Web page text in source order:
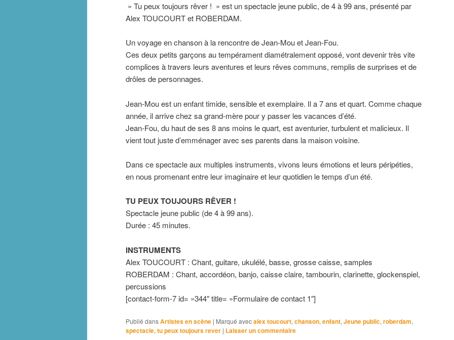
» Tu peux toujours rêver ! » est un spectacle jeune public, de 4 à 99 ans, présenté par
Alex TOUCOURT et ROBERDAM.
Un voyage en chanson à la rencontre de Jean-Mou et Jean-Fou.
Ces deux petits garçons au tempérament diamétralement opposé, vont devenir très vite
complices à travers leurs aventures et leurs rêves communs, remplis de surprises et de
drôles de personnages.
Jean-Mou est un enfant timide, sensible et exemplaire. Il a 7 ans et quart. Comme chaque
année, il arrive chez sa grand-mère pour y passer les vacances d’été.
Jean-Fou, du haut de ses 8 ans moins le quart, est aventurier, turbulent et malicieux. Il
vient tout juste d’emménager avec ses parents dans la maison voisine.
Dans ce spectacle aux multiples instruments, vivons leurs émotions et leurs péripéties,
en nous promenant entre leur imaginaire et leur quotidien le temps d’un été.
TU PEUX TOUJOURS RÊVER !
Spectacle jeune public (de 4 à 99 ans).
Durée : 45 minutes.
INSTRUMENTS
Alex TOUCOURT : Chant, guitare, ukulélé, basse, grosse caisse, samples
ROBERDAM : Chant, accordéon, banjo, caisse claire, tambourin, clarinette, glockenspiel,
percussions
[contact-form-7 id= »344″ title= »Formulaire de contact 1″]
Publié dansArtistes en scène | Marqué avecalex toucourt, chanson, enfant, Jeune public, roberdam,
spectacle, tu peux toujours rever | Laisser un commentaire